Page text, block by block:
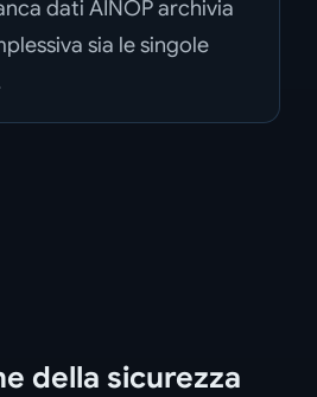
dati AINOP archivia
sia le singole
della sicurezza